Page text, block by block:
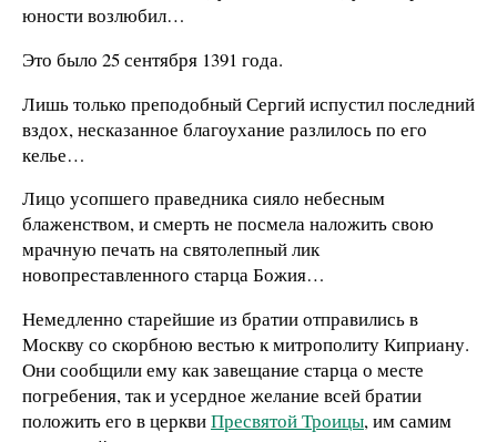
юности возлюбил…
Это было 25 сентября 1391 года.
Лишь только преподобный Сергий испустил последний
вздох, несказанное благоухание разлилось по его
келье…
Лицо усопшего праведника сияло небесным
блаженством, и смерть не посмела наложить свою
мрачную печать на святолепный лик
новопреставленного старца Божия…
Немедленно старейшие из братии отправились в
Москву со скорбною вестью к митрополиту Киприану.
Они сообщили ему как завещание старца о месте
погребения, так и усердное желание всей братии
положить его в церквиПресвятой Троицы, им самим